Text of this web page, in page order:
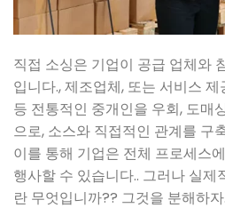
직접 소싱은 기업이 공급 업체와
입니다., 제조업체, 또는 서비스
등 전통적인 중개인을 우회, 도매
으로, 소스와 직접적인 관계를 구
이를 통해 기업은 전체 프로세스
행사할 수 있습니다.. 그러나 실제
란 무엇입니까?? 그것을 분해하자.